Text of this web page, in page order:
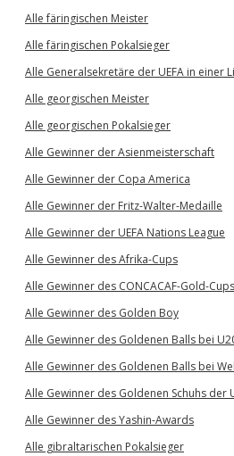
Alle färingischen Meister
Alle färingischen Pokalsieger
Alle Generalsekretäre der UEFA in einer
Alle georgischen Meister
Alle georgischen Pokalsieger
Alle Gewinner der Asienmeisterschaft
Alle Gewinner der Copa America
Alle Gewinner der Fritz-Walter-Medaille
Alle Gewinner der UEFA Nations League
Alle Gewinner des Afrika-Cups
Alle Gewinner des CONCACAF-Gold-Cups
Alle Gewinner des Golden Boy
Alle Gewinner des Goldenen Balls bei
Alle Gewinner des Goldenen Balls bei
Alle Gewinner des Goldenen Schuhs der
Alle Gewinner des Yashin-Awards
Alle gibraltarischen Pokalsieger